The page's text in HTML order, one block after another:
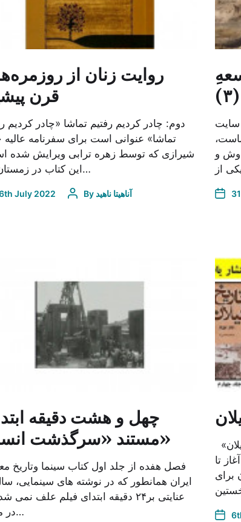
روایت زنان از
قرن
دوم: چادر کردیم رفتیم تماشا «چادر کردیم
تماشا» عنوانی است برای سفرنامه عالیه
شیرازی که توسط زهره ترابی ویرایش شده
این کتاب در زمستان ۹۷…
July 2022 Byآناهیتا ناهید
سایت
و
چهل و هشت دقیقه
مستند «سرگذشت انسان»
فصل هفده از جلد اول کتاب سینما وتاریخ
ایران همانطور که در نوشته های سینمایی،
در مورد…
تا
برای